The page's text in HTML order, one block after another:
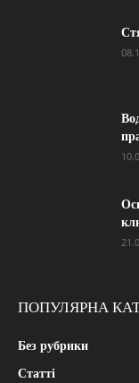
ПОПУЛЯРНА
Без рубрики
Статті